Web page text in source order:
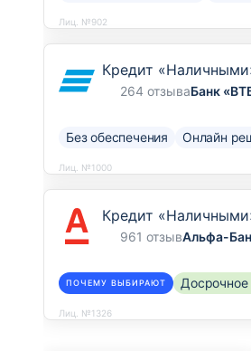
Лиц. №902
Кредит
264 отзываБанк
Без обеспечения Онлайн
Лиц. №1000
Кредит
961 отзывАльфа-
ПОЧЕМУ ВЫБИРАЮТ Досрочное
Лиц. №1326